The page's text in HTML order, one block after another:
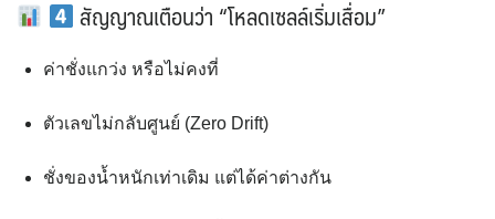
สัญญาณเตือนว่า “โหลดเซลล์เริ่มเสื่อม”
ค่าชั่งแกว่ง หรือไม่คงที่
ตัวเลขไม่กลับศูนย์ (Zero Drift)
ชั่งของน้ำหนักเท่าเดิม แต่ได้ค่าต่างกัน